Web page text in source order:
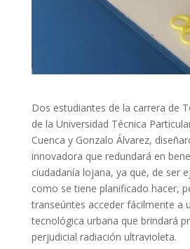
Dos estudiantes de la carrera de
de la Universidad Técnica
Cuenca y Gonzalo Álvarez,
innovadora que redundará en
ciudadanía lojana, ya que, de ser
como se tiene planificado hacer,
transeúntes acceder fácilmente a
tecnológica urbana que brindará
perjudicial radiación ultravioleta.